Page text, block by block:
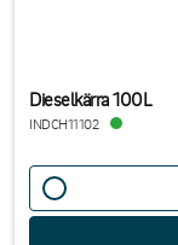
Dieselkärra 100L
INDCH11102